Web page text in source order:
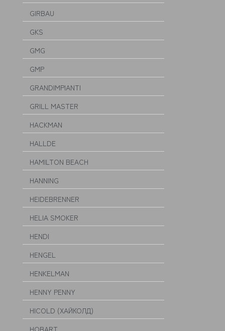
GIRBAU
GKS
GMG
GMP
GRANDIMPIANTI
GRILL MASTER
HACKMAN
HALLDE
HAMILTON BEACH
HANNING
HEIDEBRENNER
HELIA SMOKER
HENDI
HENGEL
HENKELMAN
HENNY PENNY
HICOLD (ХАЙКОЛД)
HOBART